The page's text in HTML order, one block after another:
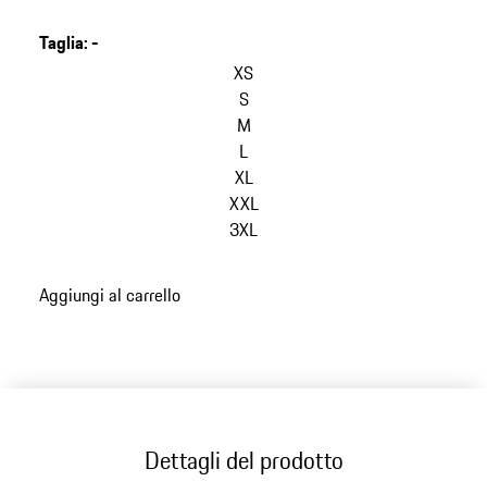
Taglia:-
XS
S
M
L
XL
XXL
3XL
alle
Aggiungi al carrello
Dettagli del prodotto